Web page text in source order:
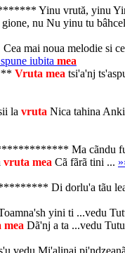
vrută, yinu Yinu
nu Nu yinu tu
Cea mai noua melodie si
iubita mea
Vruta mea tsi'a'nj
la vruta Nica tahina
Ma cãndu
vruta mea Cã fãrã tini ...
Di dorlu'a tãu
yini ti ...vedu
mea Dã'nj a ta ...vedu
vedu Mi'alinai